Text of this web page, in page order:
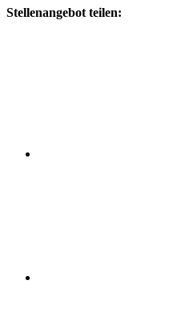
Stellenangebot teilen: